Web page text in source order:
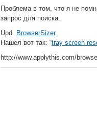
Проблема в том, что я не
запрос для поиска.
Upd. BrowserSizer.
Нашел вот так: “tray screen
http://www.applythis.com/